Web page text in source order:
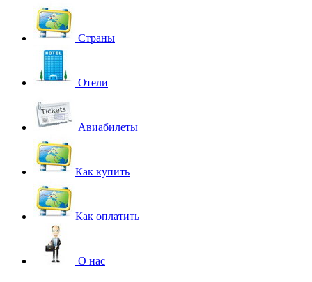
Страны
Отели
Авиабилеты
Как купить
Как оплатить
О нас